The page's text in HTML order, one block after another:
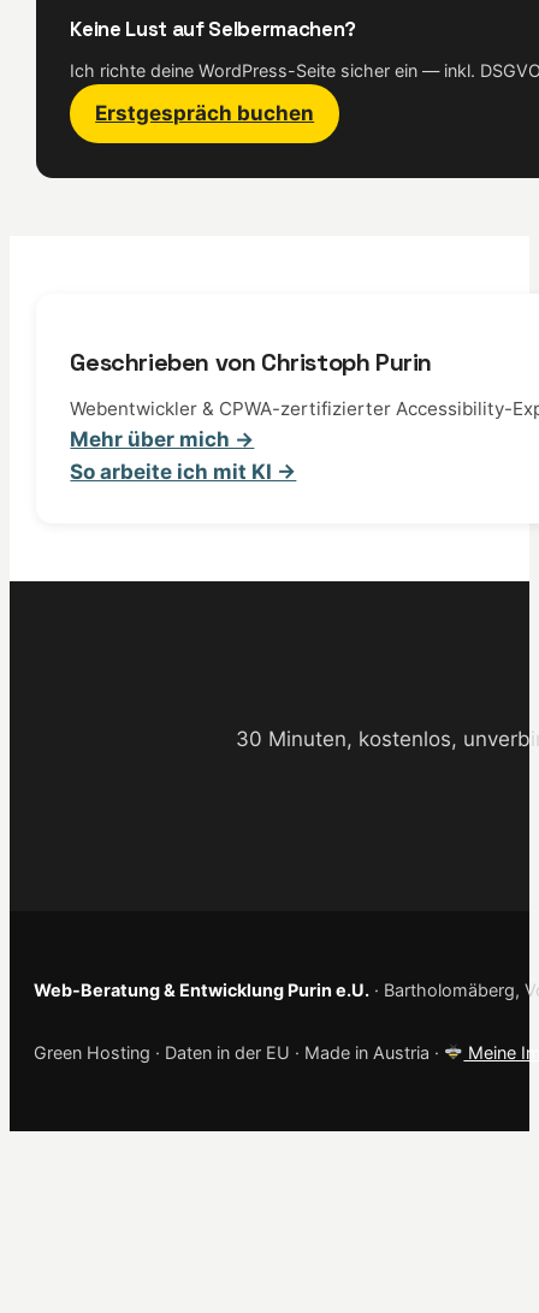
Keine Lust auf Selbermachen?
Ich richte deine WordPress-Seite sicher ein — inkl.
Erstgespräch buchen
Geschrieben von Christoph Purin
Webentwickler & CPWA-zertifizierter Accessibility-
Mehr über mich →
So arbeite ich mit KI →
30 Minuten, kostenlos,
Web-Beratung & Entwicklung Purin e.U. · Bartholomäberg,
Green Hosting · Daten in der EU · Made in Austria · Meine